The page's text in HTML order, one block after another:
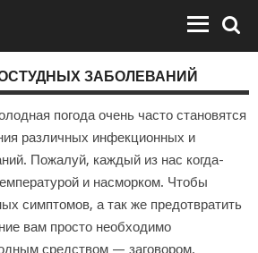
ЗАБОЛЕВАНИЙ
погода очень часто становятся
различных инфекционных и
Пожалуй, каждый из нас когда-
и насморком. Чтобы
симптомов, а так же предотвратить
вам просто необходимо